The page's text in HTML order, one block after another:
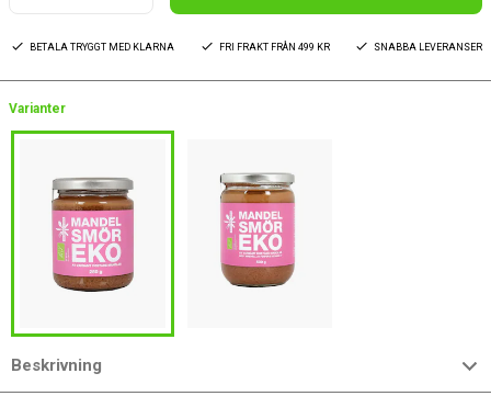
BETALA TRYGGT MED KLARNA FRI FRAKT FRÅN 499 KR SNABBA LEVERANSER
Varianter
Beskrivning